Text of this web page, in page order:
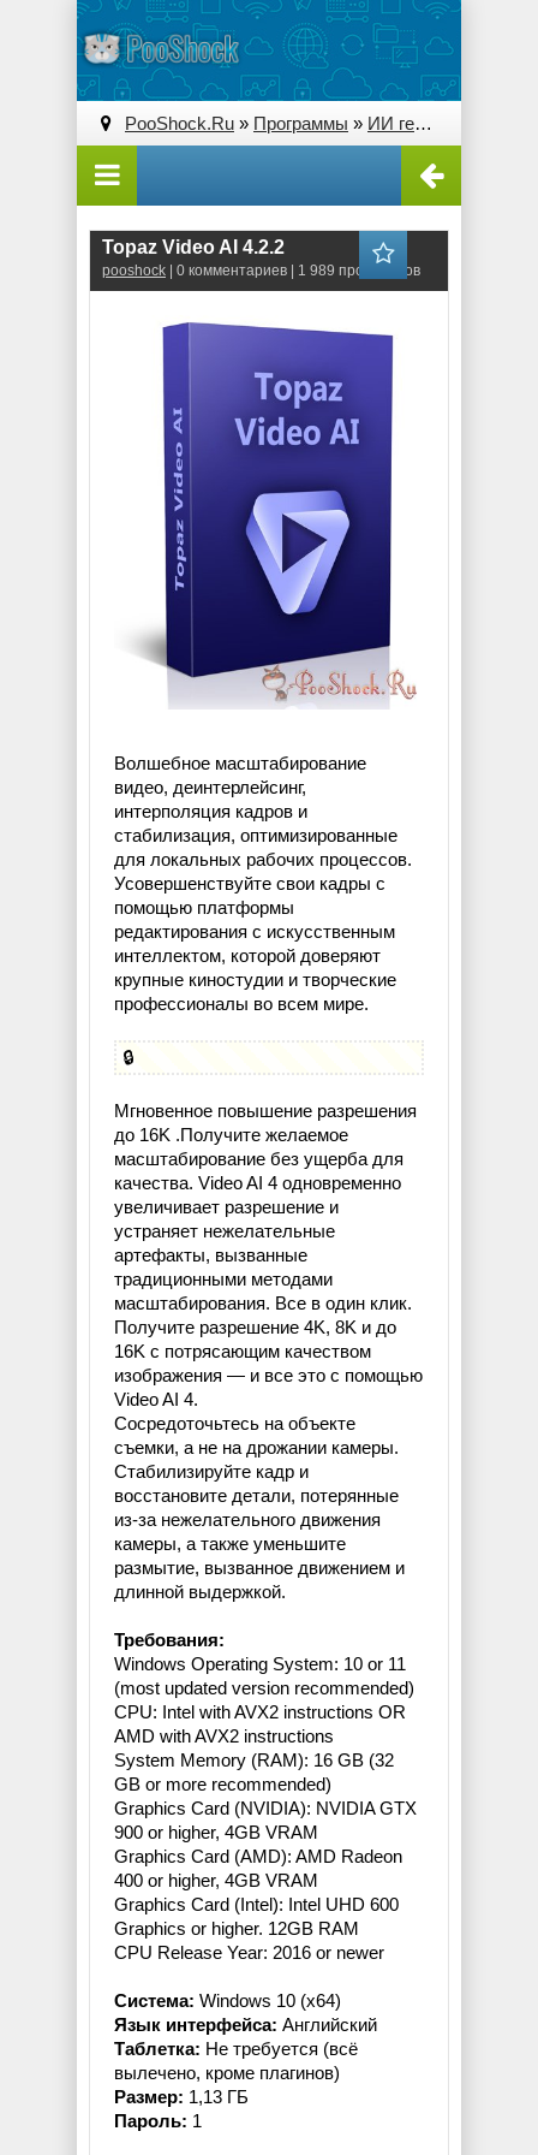
PooShock.Ru » Программы » ИИ генерации и преобразования
Topaz Video AI 4.2.2
pooshock | 0 комментариев | 1 989 просмотров
Волшебное масштабирование
видео, деинтерлейсинг,
интерполяция кадров и
стабилизация, оптимизированные
для локальных рабочих процессов.
Усовершенствуйте свои кадры с
помощью платформы
редактирования с искусственным
интеллектом, которой доверяют
крупные киностудии и творческие
профессионалы во всем мире.
🔒
Мгновенное повышение разрешения
до 16K .Получите желаемое
масштабирование без ущерба для
качества. Video AI 4 одновременно
увеличивает разрешение и
устраняет нежелательные
артефакты, вызванные
традиционными методами
масштабирования. Все в один клик.
Получите разрешение 4K, 8K и до
16K с потрясающим качеством
изображения — и все это с помощью
Video AI 4.
Сосредоточьтесь на объекте
съемки, а не на дрожании камеры.
Стабилизируйте кадр и
восстановите детали, потерянные
из-за нежелательного движения
камеры, а также уменьшите
размытие, вызванное движением и
длинной выдержкой.
Требования:
Windows Operating System: 10 or 11
(most updated version recommended)
CPU: Intel with AVX2 instructions OR
AMD with AVX2 instructions
System Memory (RAM): 16 GB (32
GB or more recommended)
Graphics Card (NVIDIA): NVIDIA GTX
900 or higher, 4GB VRAM
Graphics Card (AMD): AMD Radeon
400 or higher, 4GB VRAM
Graphics Card (Intel): Intel UHD 600
Graphics or higher. 12GB RAM
CPU Release Year: 2016 or newer
Система: Windows 10 (x64)
Язык интерфейса: Английский
Таблетка: Не требуется (всё
вылечено, кроме плагинов)
Размер: 1,13 ГБ
Пароль: 1